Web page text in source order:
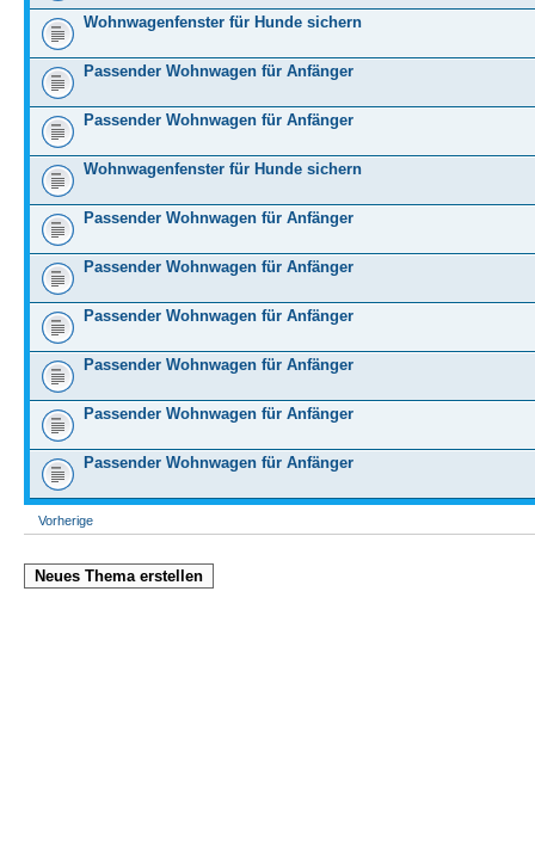
Wohnwagenfenster für Hunde sichern
Passender Wohnwagen für Anfänger
Passender Wohnwagen für Anfänger
Wohnwagenfenster für Hunde sichern
Passender Wohnwagen für Anfänger
Passender Wohnwagen für Anfänger
Passender Wohnwagen für Anfänger
Passender Wohnwagen für Anfänger
Passender Wohnwagen für Anfänger
Passender Wohnwagen für Anfänger
Vorherige
Neues Thema erstellen